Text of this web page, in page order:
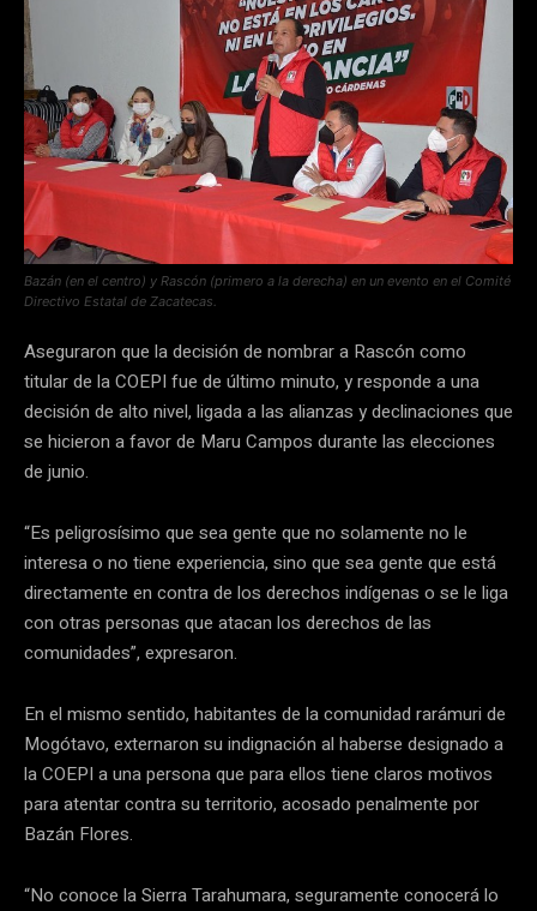
Bazán (en el centro) y Rascón (primero a la derecha) en un evento en el Comité
Directivo Estatal de Zacatecas.
Aseguraron que la decisión de nombrar a Rascón como
titular de la COEPI fue de último minuto, y responde a una
decisión de alto nivel, ligada a las alianzas y declinaciones que
se hicieron a favor de Maru Campos durante las elecciones
de junio.
“Es peligrosísimo que sea gente que no solamente no le
interesa o no tiene experiencia, sino que sea gente que está
directamente en contra de los derechos indígenas o se le liga
con otras personas que atacan los derechos de las
comunidades”, expresaron.
En el mismo sentido, habitantes de la comunidad rarámuri de
Mogótavo, externaron su indignación al haberse designado a
la COEPI a una persona que para ellos tiene claros motivos
para atentar contra su territorio, acosado penalmente por
Bazán Flores.
“No conoce la Sierra Tarahumara, seguramente conocerá lo